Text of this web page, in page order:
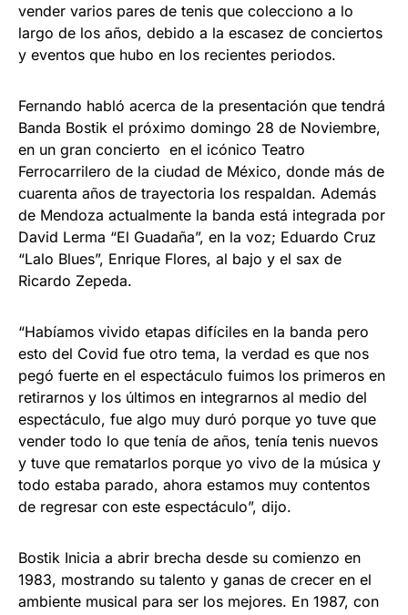
vender varios pares de tenis que colecciono a lo
largo de los años, debido a la escasez de conciertos
y eventos que hubo en los recientes periodos.
Fernando habló acerca de la presentación que tendrá
Banda Bostik el próximo domingo 28 de Noviembre,
en un gran concierto en el icónico Teatro
Ferrocarrilero de la ciudad de México, donde más de
cuarenta años de trayectoria los respaldan. Además
de Mendoza actualmente la banda está integrada por
David Lerma “El Guadaña”, en la voz; Eduardo Cruz
“Lalo Blues”, Enrique Flores, al bajo y el sax de
Ricardo Zepeda.
“Habíamos vivido etapas difíciles en la banda pero
esto del Covid fue otro tema, la verdad es que nos
pegó fuerte en el espectáculo fuimos los primeros en
retirarnos y los últimos en integrarnos al medio del
espectáculo, fue algo muy duró porque yo tuve que
vender todo lo que tenía de años, tenía tenis nuevos
y tuve que rematarlos porque yo vivo de la música y
todo estaba parado, ahora estamos muy contentos
de regresar con este espectáculo”, dijo.
Bostik Inicia a abrir brecha desde su comienzo en
1983, mostrando su talento y ganas de crecer en el
ambiente musical para ser los mejores. En 1987, con